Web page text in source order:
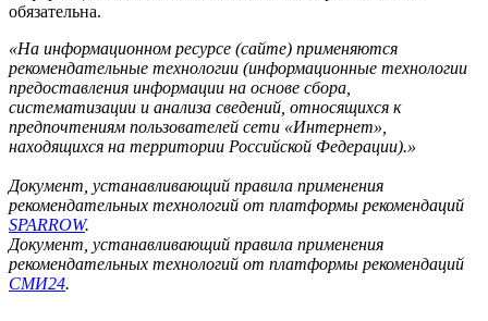
обязательна.
«На информационном ресурсе (сайте) применяются
рекомендательные технологии (информационные технологии
предоставления информации на основе сбора,
систематизации и анализа сведений, относящихся к
предпочтениям пользователей сети «Интернет»,
находящихся на территории Российской Федерации).»
Документ, устанавливающий правила применения
рекомендательных технологий от платформы рекомендаций
SPARROW.
Документ, устанавливающий правила применения
рекомендательных технологий от платформы рекомендаций
СМИ24.